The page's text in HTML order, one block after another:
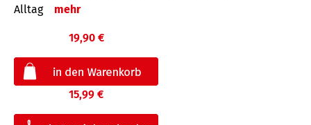
Alltag
mehr
19,90 €
15,99 €